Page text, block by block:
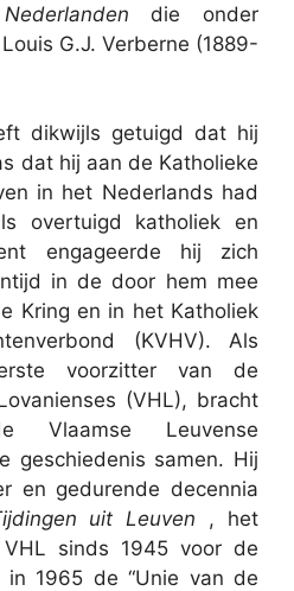
die onder
G.J. Verberne (1889-
dikwijls getuigd dat hij
dat hij aan de Katholieke
in het Nederlands had
overtuigd katholiek en
engageerde hij zich
in de door hem mee
Kring en in het Katholiek
(KVHV). Als
voorzitter van de
(VHL), bracht
Leuvense
geschiedenis samen. Hij
en gedurende decennia
uit Leuven , het
sinds 1945 voor de
1965 de “Unie van de